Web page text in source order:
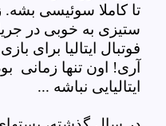
تا کاملا سوئیسی بشه.
ستیزی به خوبی در
فوتبال ایتالیا برای
آری! اون تنها زمانی
ایتالیایی نباشه ...